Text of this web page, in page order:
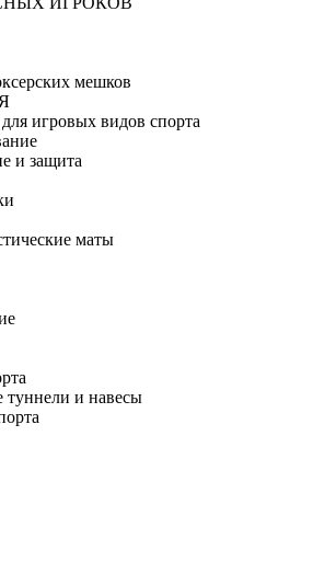
мешков
игровых видов спорта
и защита
маты
и навесы